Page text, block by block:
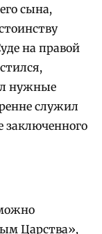
сына,
на правой
нужные
служил
заключенного
Царства»,